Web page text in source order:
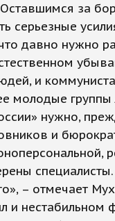
Оставшимся за
серьезные
давно нужно
и
молодые группы
нужно,
и
– отмечает
и нестабильном